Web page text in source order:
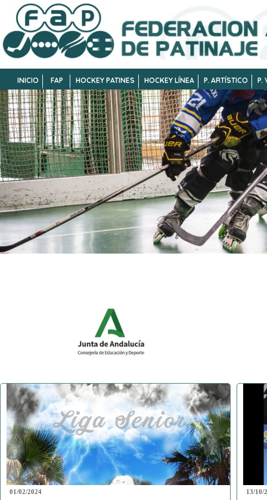
INICIO FAP HOCKEY PATINES HOCKEY LÍNEA P. ARTÍSTICO P.
01/02/2024 13/10/